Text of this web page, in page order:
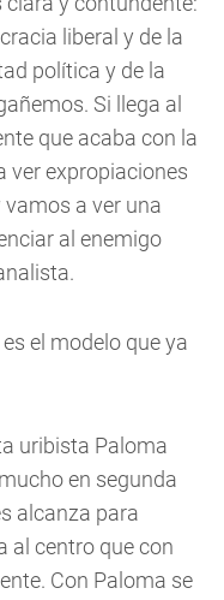
liberal y de la
política y de la
Si llega al
que acaba con la
ver expropiaciones
a ver una
al enemigo
el modelo que ya
uribista Paloma
en segunda
alcanza para
al centro que con
Con Paloma se